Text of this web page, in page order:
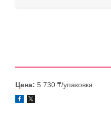
Цена: 5 730 ₸/упаковка